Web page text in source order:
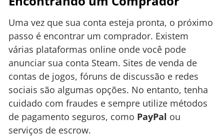
Uma vez que sua conta esteja pronta, o próximo
passo é encontrar um comprador. Existem
várias plataformas online onde você pode
anunciar sua conta Steam. Sites de venda de
contas de jogos, fóruns de discussão e redes
sociais são algumas opções. No entanto, tenha
cuidado com fraudes e sempre utilize métodos
de pagamento seguros, como PayPal ou
serviços de escrow.